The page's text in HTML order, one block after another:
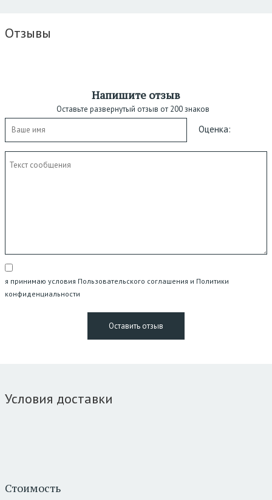
Отзывы
Напишите отзыв
Оставьте развернутый отзыв от 200 знаков
Оценка:
я принимаю условия Пользовательского соглашения и Политики
конфиденциальности
Условия доставки
Стоимость